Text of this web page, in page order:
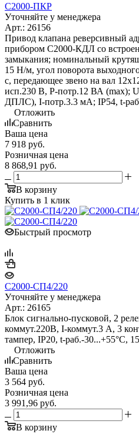
С2000-ПКР
Уточняйте у менеджера
Арт.: 26156
Привод клапана реверсивный
прибором С2000-КДЛ со
замыкания; номинальный
15 Н/м, угол поворота
с, передающее звено на вал
исп.230 В, P-потр.12 ВА (max);
ДПЛС), I-потр.3.3 мА; IP54, t-
Отложить
Сравнить
Ваша цена
7 918 руб.
Розничная цена
8 868,91 руб.
В корзину
Купить в 1 клик
Быстрый просмотр
С2000-СП4/220
Уточняйте у менеджера
Арт.: 26165
Блок сигнально-пусковой, 2
коммут.220В, I-коммут.3 А, 3
тампер, IP20, t-раб.-30...+55°C,
Отложить
Сравнить
Ваша цена
3 564 руб.
Розничная цена
3 991,96 руб.
В корзину